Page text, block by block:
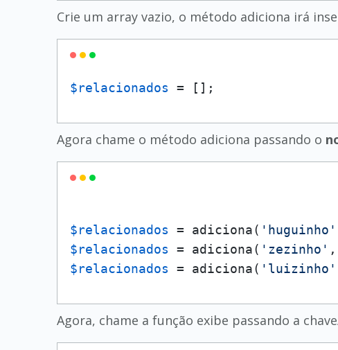
Crie um array vazio, o método adiciona irá
$relacionados = [];
Agora chame o método adiciona passando o
$relacionados = adiciona( 'huguinho'
$relacionados = adiciona( 'zezinho'
$relacionados = adiciona( 'luizinho'
Agora, chame a função exibe passando a